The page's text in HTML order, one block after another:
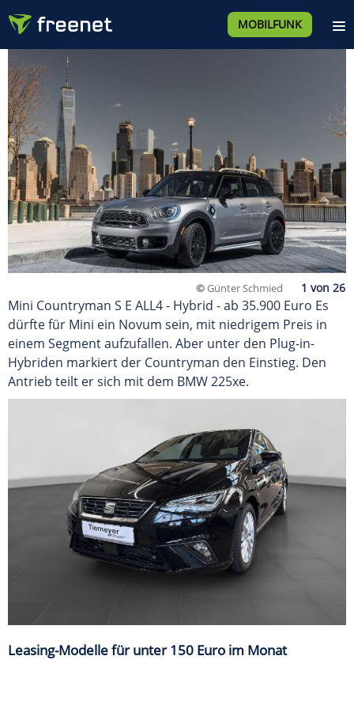
MOBILFUNK
©Günter Schmied
Mini Countryman S E ALL4 - Hybrid - ab 35.900 Euro Es
dürfte für Mini ein Novum sein, mit niedrigem Preis in
einem Segment aufzufallen. Aber unter den Plug-in-
Hybriden markiert der Countryman den Einstieg. Den
Antrieb teilt er sich mit dem BMW 225xe.
Leasing-Modelle für unter 150 Euro im Monat